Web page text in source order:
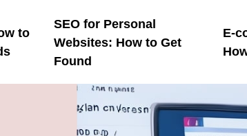
to
SEO for Personal
Websites: How to Get
Found
E-